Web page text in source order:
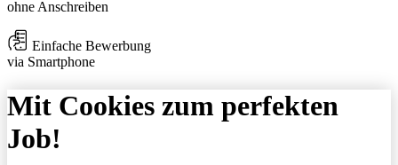
ohne Anschreiben
Einfache Bewerbung
via Smartphone
Mit Cookies zum perfekten
Job!